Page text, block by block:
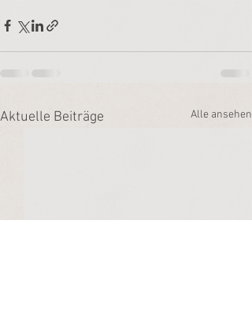
Aktuelle Beiträge Alle ansehen